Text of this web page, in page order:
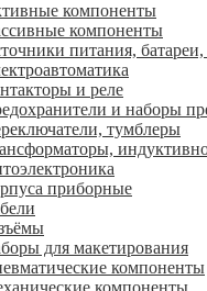
компоненты
компоненты
питания,
и реле
и наборы
тумблеры
приборные
для макетирования
компоненты
компоненты